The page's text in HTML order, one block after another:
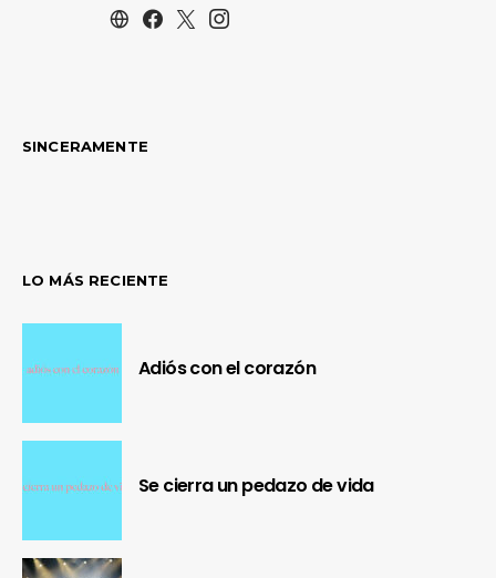
SINCERAMENTE
LO MÁS RECIENTE
Adiós con el corazón
Se cierra un pedazo de vida